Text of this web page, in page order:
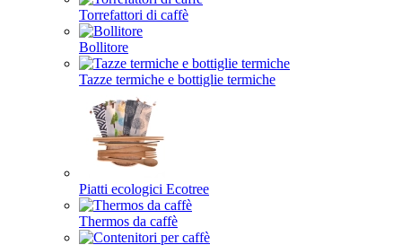
Torrefattori di caffè
Bollitore
Tazze termiche e bottiglie termiche
Piatti ecologici Ecotree
Thermos da caffè